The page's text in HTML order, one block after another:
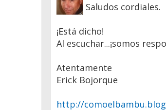
Saludos cordiales.
¡Está dicho!
Al escuchar...¡somos
Atentamente
Erick Bojorque
http://